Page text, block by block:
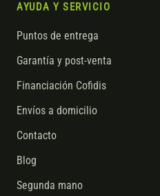
AYUDA Y SERVICIO
Puntos de entrega
Garantía y post-venta
Financiación Cofidis
Envíos a domicilio
Contacto
Blog
Segunda mano